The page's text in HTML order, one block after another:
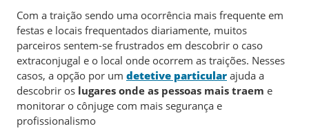
Com a traição sendo uma ocorrência mais frequente em
festas e locais frequentados diariamente, muitos
parceiros sentem-se frustrados em descobrir o caso
extraconjugal e o local onde ocorrem as traições. Nesses
casos, a opção por um detetive particular ajuda a
descobrir os lugares onde as pessoas mais traem e
monitorar o cônjuge com mais segurança e
profissionalismo